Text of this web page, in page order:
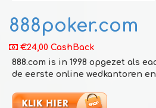
888poker.com
€24,00 CashBack
888.com is in 1998 opgezet als
de eerste online wedkantoren en